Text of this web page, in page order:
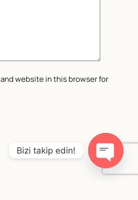
website in this browser for
Bizi takip edin!
O